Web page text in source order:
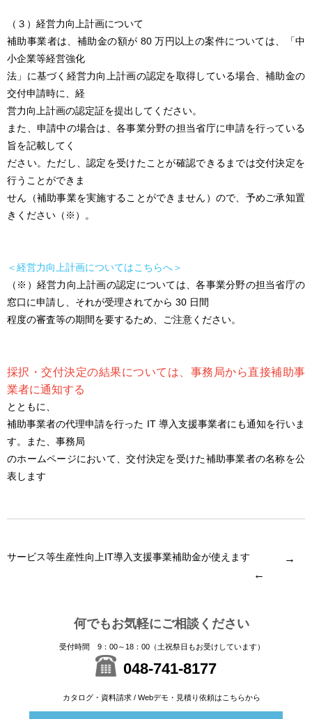
（３）経営力向上計画について
補助事業者は、補助金の額が 80 万円以上の案件については、「中
小企業等経営強化
法」に基づく経営力向上計画の認定を取得している場合、補助金の
交付申請時に、経
営力向上計画の認定証を提出してください。
また、申請中の場合は、各事業分野の担当省庁に申請を行っている
旨を記載してく
ださい。ただし、認定を受けたことが確認できるまでは交付決定を
行うことができま
せん（補助事業を実施することができません）ので、予めご承知置
きください（※）。
＜経営力向上計画についてはこちらへ＞
（※）経営力向上計画の認定については、各事業分野の担当省庁の
窓口に申請し、それが受理されてから 30 日間
程度の審査等の期間を要するため、ご注意ください。
採択・交付決定の結果については、事務局から直接補助事
業者に通知する
とともに、
補助事業者の代理申請を行った IT 導入支援事業者にも通知を行いま
す。また、事務局
のホームページにおいて、交付決定を受けた補助事業者の名称を公
表します
サービス等生産性向上IT導入支援事業補助金が使えます
→
←
何でもお気軽にご相談ください
受付時間 9：00～18：00（土祝祭日もお受けしています）
048-741-8177
カタログ・資料請求 / Webデモ・見積り依頼はこちらから